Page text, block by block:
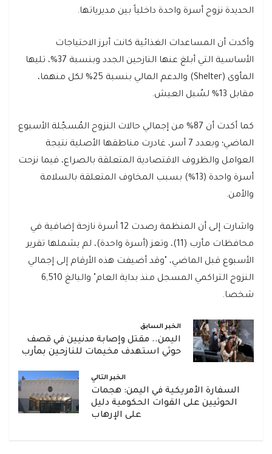
الحديدة نزوح أسرة واحدة داخلياً بين مديرياتها.
وأكدت أن المساعدات الغذائية كانت أبرز الاحتياجات
الأساسية التي أبلغ عنها النازحين الجدد وبنسبة 37%، تليها
المأوى (Shelter) والدعم المالي بنسبة 25% لكل منهما،
مقابل 13% لسُبل العيش.
كما أكدت أن 87% من إجمالي حالات النزوح المُسجّلة الأسبوع
الماضي؛ وبعدد 7 أسر، غادرت مناطقها الأصلية نتيجة
العوامل والظروف الاقتصادية المتعلقة بالصراع، فيما نزحت
أسرة واحدة (13%) بسبب المخاوف المتعلقة بالسلامة
والأمن.
واشارت إلى أن المنظمة رصدت 12 أسرة نازحة إضافية في
محافظات مأرب (11)، وتعز (أسرة واحدة)، لم يشملها تقرير
الأسبوع قبل الماضي، "وقد أضيفت هذه الأرقام إلى إجمالي
النزوح التراكمي المسجل منذ بداية العام" والبالغ 6,510
شخصا.
الخبر السابق
اليمن.. مقتل وإصابة مدنيين في قصف
حوثي استهدف مخيمات للنازحين بمأرب
الخبر التالي
السفارة الأمريكية في اليمن: هجمات
الحوثيين على القوات الحكومية دليل
على الإرهاب